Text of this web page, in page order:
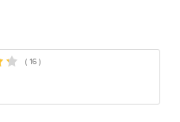
( 16 )